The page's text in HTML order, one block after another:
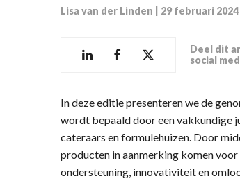
Lisa van der Linden 29 februari 2024
Deel dit
social
In deze editie presenteren we de
wordt bepaald door een vakkundige
cateraars en formulehuizen. Door
producten in aanmerking komen
ondersteuning, innovativiteit en